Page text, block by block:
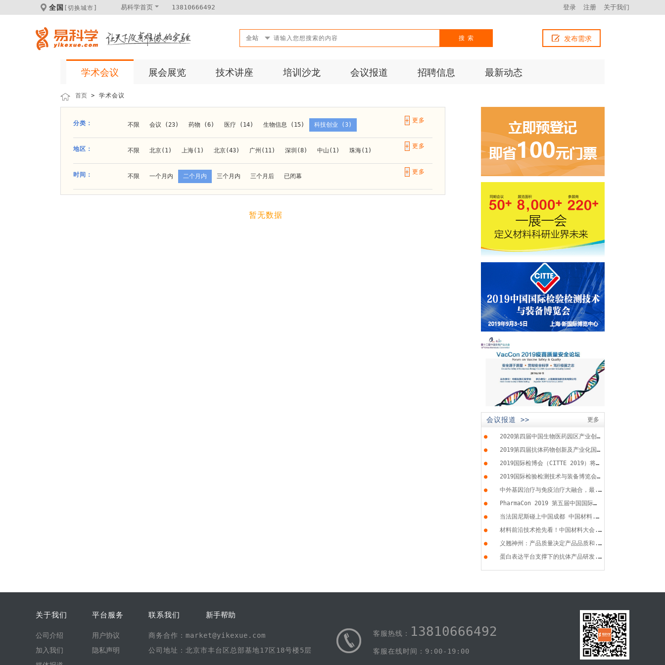
全国 [切换城市] 易科学首页 13810666492 登录 注册 关于我们
全站 搜索 发布需求
学术会议 展会展览 技术讲座 培训沙龙 会议报道 招聘信息 最新动态
首页 > 学术会议
分类： 不限 会议 (23) 药物 (6) 医疗 (14) 生物信息 (15) 科技创业 (3)
材料 (11) 材料化工 (1) 新材料 (1)
+
地区： 不限 北京(1) 上海(1) 北京(43) 广州(11) 深圳(8) 中山(1) 珠海(1)
石家庄(1) 郑州(1)
+
时间： 不限 一个月内 二个月内 三个月内 三个月后 已闭幕
+
暂无数据
会议报道 >> 更多
●
2020第四届中国生物医药园区产业创...
●
2019第四届抗体药物创新及产业化国...
●
2019国际检博会（CITTE 2019）将于...
●
2019国际检验检测技术与装备博览会...
●
中外基因治疗与免疫治疗大融合，最...
●
PharmaCon 2019 第五届中国国际化...
●
当法国尼斯碰上中国成都 中国材料...
●
材料前沿技术抢先看！中国材料大会...
●
义翘神州：产品质量决定产品品质和...
●
蛋白表达平台支撑下的抗体产品研发...
关于我们
公司介绍
加入我们
平台服务
用户协议
隐私声明
联系我们 新手帮助
商务合作：market@yikexue.com
公司地址：北京市丰台区总部基地17区18号楼5层
客服热线： 13810666492
客服在线时间：9:00-19:00